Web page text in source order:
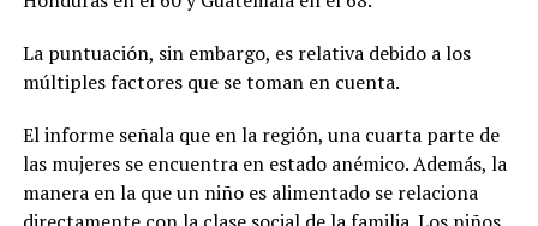
La puntuación, sin embargo, es relativa debido a los
múltiples factores que se toman en cuenta.
El informe señala que en la región, una cuarta parte de
las mujeres se encuentra en estado anémico. Además, la
manera en la que un niño es alimentado se relaciona